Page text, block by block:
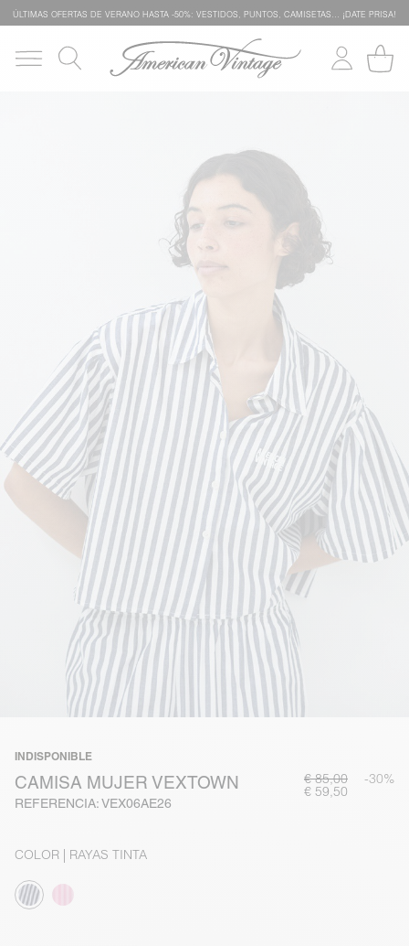
ÚLTIMAS OFERTAS DE VERANO HASTA -50%: VESTIDOS, PUNTOS, CAMISETAS… ¡DATE PRISA!
INDISPONIBLE
CAMISA MUJER VEXTOWN
REFERENCIA: VEX06AE26
€ 85,00 -30%
€ 59,50
COLOR | RAYAS TINTA